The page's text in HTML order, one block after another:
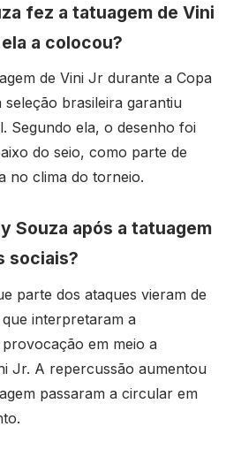
fez a tatuagem de Vini
a colocou?
de Vini Jr durante a Copa
brasileira garantiu
Segundo ela, o desenho foi
do seio, como parte de
no clima do torneio.
Souza após a tatuagem
sociais?
parte dos ataques vieram de
interpretaram a
em meio a
Jr. A repercussão aumentou
passaram a circular em